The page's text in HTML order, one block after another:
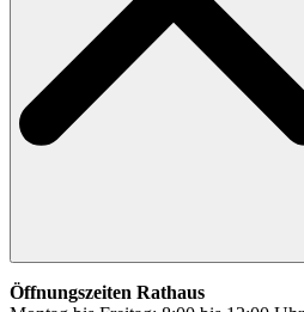
Öffnungszeiten Rathaus